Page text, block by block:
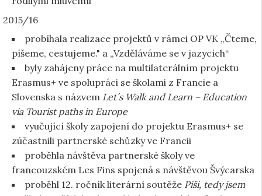
2015/16
probíhala realizace projektů v rámci OP VK „Čteme,
píšeme, cestujeme." a „Vzděláváme se v jazycích“
byly zahájeny práce na multilaterálním projektu
Erasmus+ ve spolupráci se školami z Francie a
Slovenska s názvem Let´s Walk and Learn – Education
via Tourist paths in Europe
vyučující školy zapojení do projektu Erasmus+ se
zúčastnili partnerské schůzky ve Francii
proběhla návštěva partnerské školy ve
francouzském Les Fins spojená s návštěvou Švýcarska
proběhl 12. ročník literární soutěže Píši, tedy jsem